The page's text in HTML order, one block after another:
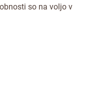
pridržane
so na voljo v